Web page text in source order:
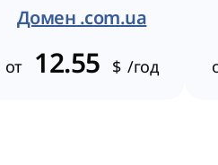
Домен .com.ua
от 12.55 $ /год